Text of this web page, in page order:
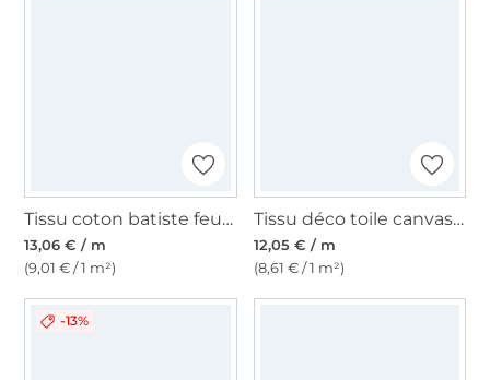
Tissu coton batiste feuilles eucalyptus, blanc
13,06 € / m
(9,01 € / 1 m²)
Tissu déco toile canvas Orient Mandala, jaune – multicolore
12,05 € / m
(8,61 € / 1 m²)
-13%